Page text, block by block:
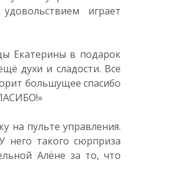
играет
Екатерины в подарок
духи и сладости. Все
большущее спасибо
на пульте управления.
него такого сюрприза
Алёне за то, что